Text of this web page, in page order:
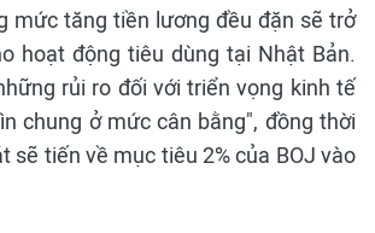
mức tăng tiền lương đều đặn sẽ trở
hoạt động tiêu dùng tại Nhật Bản.
rủi ro đối với triển vọng kinh tế
chung ở mức cân bằng", đồng thời
sẽ tiến về mục tiêu 2% của BOJ vào